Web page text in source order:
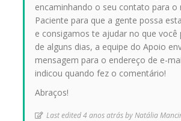
encaminhando o seu contato para o
Paciente para que a gente possa
e consigamos te ajudar no que você
de alguns dias, a equipe do Apoio
mensagem para o endereço de e-
indicou quando fez o comentário!
Abraços!
Last edited 4 anos atrás by Natália